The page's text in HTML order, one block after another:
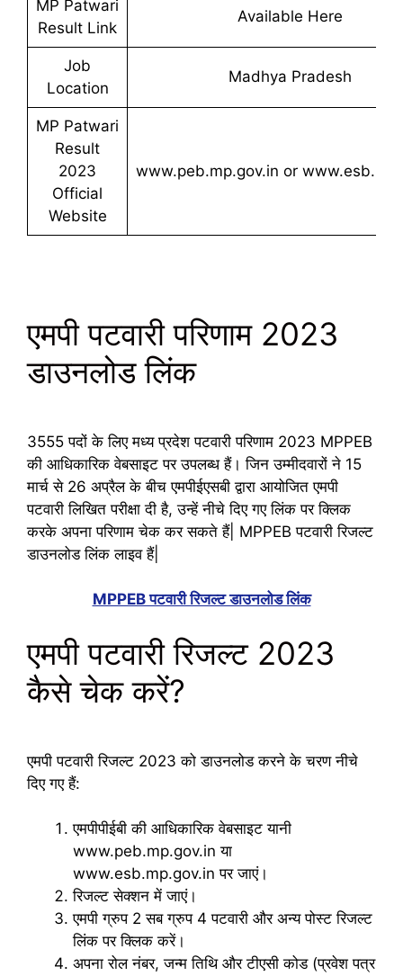
MP Patwari
Result Link
Available Here
Job
Location
Madhya Pradesh
MP Patwari
Result
2023
Official
Website
www.peb.mp.gov.in or
एमपी पटवारी परिणाम 2023
डाउनलोड लिंक
3555 पदों के लिए मध्य प्रदेश पटवारी परिणाम 2023 MPPEB
की आधिकारिक वेबसाइट पर उपलब्ध हैं। जिन उम्मीदवारों ने 15
मार्च से 26 अप्रैल के बीच एमपीईएसबी द्वारा आयोजित एमपी
पटवारी लिखित परीक्षा दी है, उन्हें नीचे दिए गए लिंक पर क्लिक
करके अपना परिणाम चेक कर सकते हैं| MPPEB पटवारी रिजल्ट
डाउनलोड लिंक लाइव हैं|
MPPEB पटवारी रिजल्ट डाउनलोड लिंक
एमपी पटवारी रिजल्ट 2023
कैसे चेक करें?
एमपी पटवारी रिजल्ट 2023 को डाउनलोड करने के चरण नीचे
दिए गए हैं:
एमपीपीईबी की आधिकारिक वेबसाइट यानी
www.peb.mp.gov.in या
www.esb.mp.gov.in पर जाएं।
रिजल्ट सेक्शन में जाएं।
एमपी ग्रुप 2 सब ग्रुप 4 पटवारी और अन्य पोस्ट रिजल्ट
लिंक पर क्लिक करें।
अपना रोल नंबर, जन्म तिथि और टीएसी कोड (प्रवेश पत्र